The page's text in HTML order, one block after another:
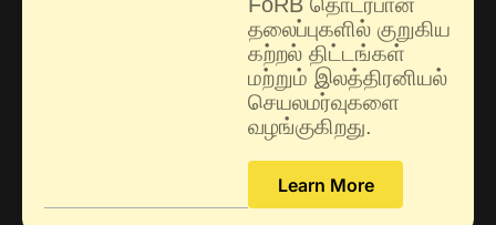
தலைப்புகளில் குறுகிய
கற்றல் திட்டங்கள்
மற்றும் இலத்திரனியல்
செயலமர்வுகளை
வழங்குகிறது.
Learn More